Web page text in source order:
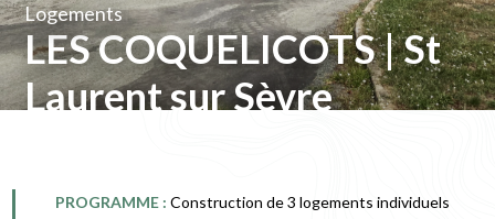
LES COQUELICOTS | St
Laurent sur Sèvre
Logements
PROGRAMME :Construction de 3 logements individuels